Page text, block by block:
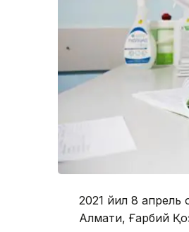
2021 йил 8 апрель
Алмати, Ғарбий